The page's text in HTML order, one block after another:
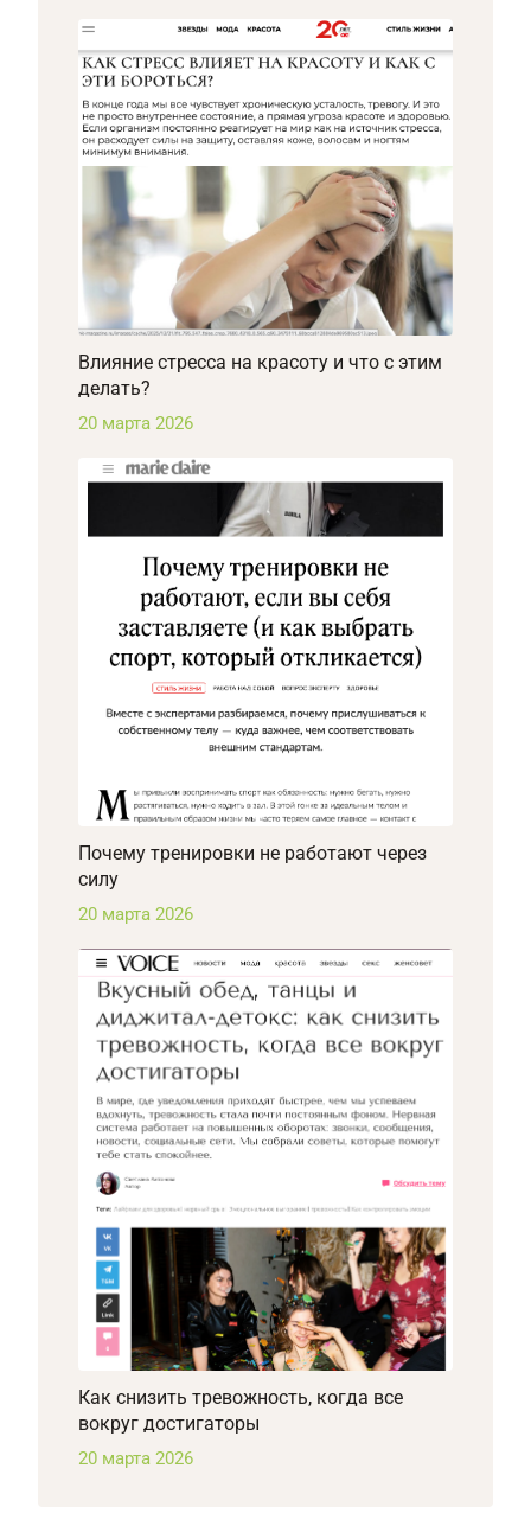
Влияние стресса на красоту и что с этим
делать?
20 марта 2026
Почему тренировки не работают через
силу
20 марта 2026
Как снизить тревожность, когда все
вокруг достигаторы
20 марта 2026